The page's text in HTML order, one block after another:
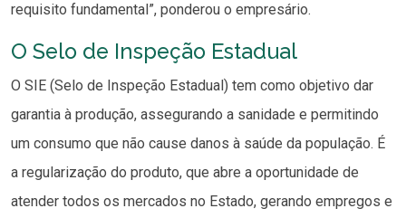
requisito fundamental”, ponderou o empresário.
O Selo de Inspeção Estadual
O SIE (Selo de Inspeção Estadual) tem como objetivo dar
garantia à produção, assegurando a sanidade e permitindo
um consumo que não cause danos à saúde da população. É
a regularização do produto, que abre a oportunidade de
atender todos os mercados no Estado, gerando empregos e